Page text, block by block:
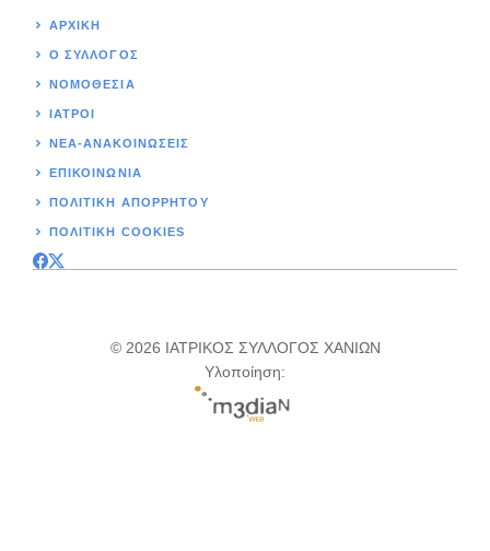
ΑΡΧΙΚΉ
Ο ΣΥΛΛΟΓΟΣ
ΝΟΜΟΘΕΣΊΑ
ΙΑΤΡΟΙ
ΝΕΑ-ΑΝΑΚΟΙΝΩΣΕΙΣ
ΕΠΙΚΟΙΝΩΝΊΑ
ΠΟΛΙΤΙΚΉ ΑΠΟΡΡΗΤΟΥ
ΠΟΛΙΤΙΚΗ COOKIES
© 2026 ΙΑΤΡΙΚΟΣ ΣΥΛΛΟΓΟΣ ΧΑΝΙΩΝ
Υλοποίηση: